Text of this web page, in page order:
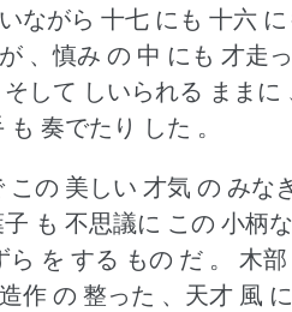
ながら 十七 にも 十六
、慎み の 中 にも 才走
そして しいられる ままに
奏でたり した 。
の 美しい 才気 の みな
も 不思議に この 小柄
を する もの だ 。
木部
の 整った 、天才 風